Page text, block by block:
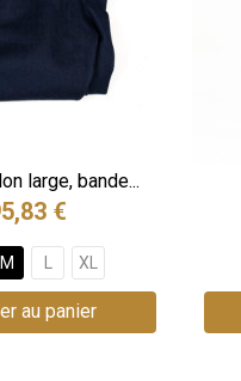
large, bande...
€
M XL
au panier